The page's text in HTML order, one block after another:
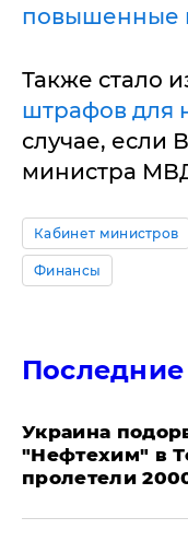
повышенные
Также стало
штрафов для
случае, если
министра
Кабинет министров
Финансы
Украина
"Нефтехим" в
пролетели